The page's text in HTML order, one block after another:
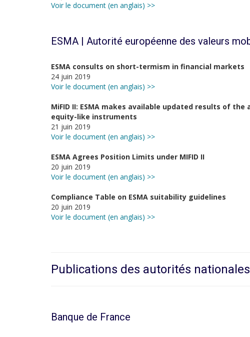
Voir le document (en anglais) >>
ESMA | Autorité européenne des valeurs
ESMA consults on short-termism in financial markets
24 juin 2019
Voir le document (en anglais) >>
MiFID II: ESMA makes available updated results of
equity-like instruments
21 juin 2019
Voir le document (en anglais) >>
ESMA Agrees Position Limits under MIFID II
20 juin 2019
Voir le document (en anglais) >>
Compliance Table on ESMA suitability guidelines
20 juin 2019
Voir le document (en anglais) >>
Publications des autorités nationales
Banque de France